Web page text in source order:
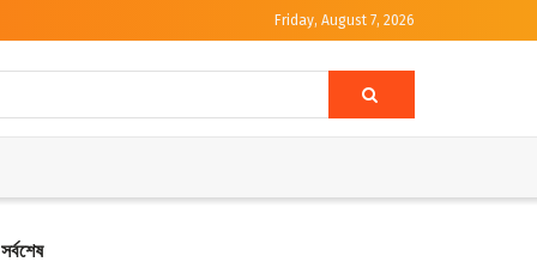
Friday, August 7, 2026
সর্বশেষ